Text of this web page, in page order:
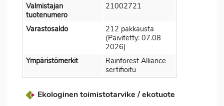
Valmistajan
tuotenumero
21002721
Varastosaldo
212 pakkausta
(Päivitetty: 07.08
2026)
Ympäristömerkit
Rainforest Alliance
sertifioitu
Ekologinen toimistotarvike / ekotuote